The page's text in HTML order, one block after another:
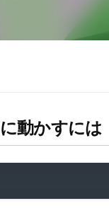
動かすには